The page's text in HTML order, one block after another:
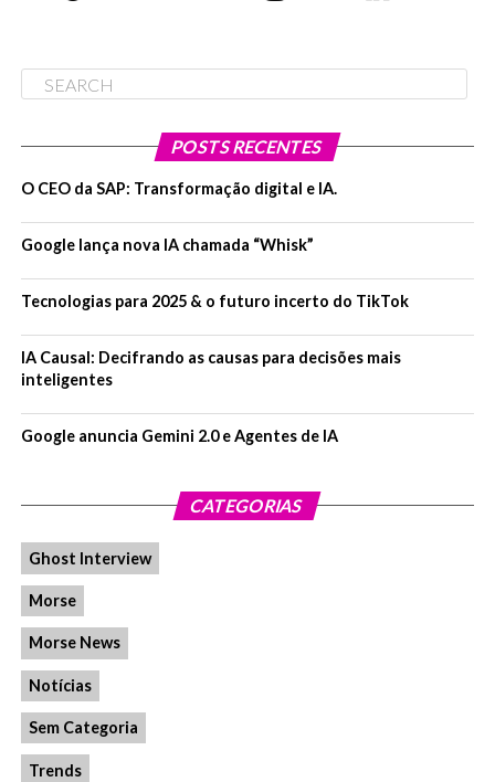
POSTS RECENTES
O CEO da SAP: Transformação digital e IA.
Google lança nova IA chamada “Whisk”
Tecnologias para 2025 & o futuro incerto do TikTok
IA Causal: Decifrando as causas para decisões mais
inteligentes
Google anuncia Gemini 2.0 e Agentes de IA
CATEGORIAS
Ghost Interview
Morse
Morse News
Notícias
Sem Categoria
Trends